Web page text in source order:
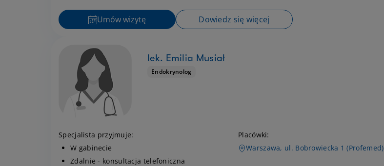
Umów wizytę Dowiedz się więcej
lek. Emilia Musiał
Endokrynolog
Specjalista przyjmuje:
W gabinecie
Zdalnie - konsultacja telefoniczna
Placówki:
Warszawa, ul. Bobrowiecka 1 (Profemed)